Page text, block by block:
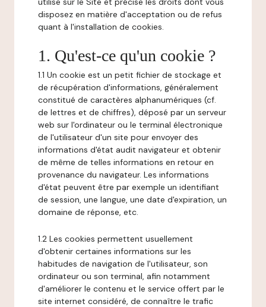
disposez en matière d'acceptation ou de refus
quant à l'installation de cookies.
1. Qu'est-ce qu'un cookie ?
1.1 Un cookie est un petit fichier de stockage et
de récupération d'informations, généralement
constitué de caractères alphanumériques (cf.
de lettres et de chiffres), déposé par un serveur
web sur l'ordinateur ou le terminal électronique
de l'utilisateur d'un site pour envoyer des
informations d'état audit navigateur et obtenir
de même de telles informations en retour en
provenance du navigateur. Les informations
d'état peuvent être par exemple un identifiant
de session, une langue, une date d'expiration, un
domaine de réponse, etc.
1.2 Les cookies permettent usuellement
d'obtenir certaines informations sur les
habitudes de navigation de l'utilisateur, son
ordinateur ou son terminal, afin notamment
d'améliorer le contenu et le service offert par le
site internet considéré, de connaître le trafic